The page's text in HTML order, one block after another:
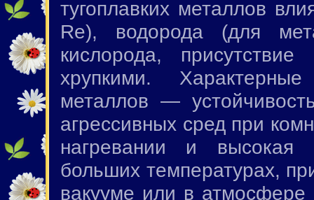
тугоплавких металлов
Re), водорода (для
кислорода,
хрупкими.
металлов —
агрессивных сред при
нагревании и высокая
больших температурах,
вакууме или в атмосфере